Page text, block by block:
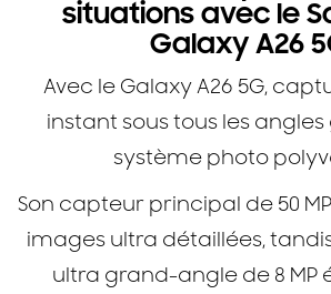
situations avec le
Galaxy A26
Avec le Galaxy A26 5G,
instant sous tous les
système photo
Son capteur principal de 50
images ultra détaillées,
ultra grand-angle de 8 MP